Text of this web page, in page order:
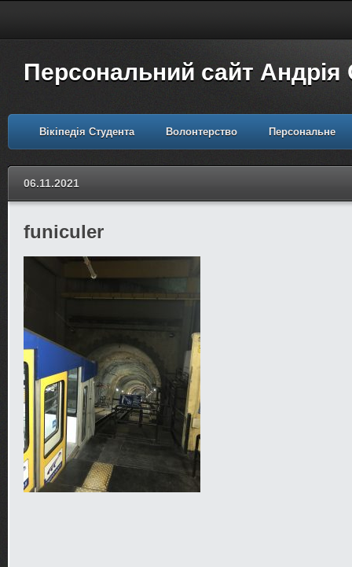
Персональний сайт Андрія
Вікіпедія Студента Волонтерство Персональне
06.11.2021
funiculer